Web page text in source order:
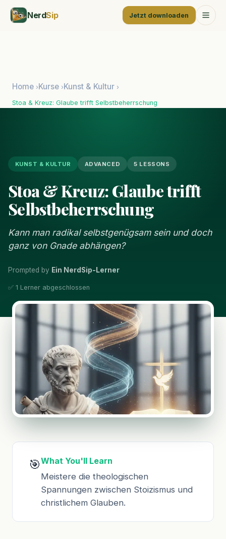
NerdSip Jetzt downloaden
Home ›Kurse ›Kunst & Kultur ›
Stoa & Kreuz: Glaube trifft Selbstbeherrschung
KUNST & KULTUR ADVANCED 5 LESSONS
Stoa & Kreuz: Glaube trifft
Selbstbeherrschung
Kann man radikal selbstgenügsam sein und doch
ganz von Gnade abhängen?
Prompted by Ein NerdSip-Lerner
✅ 1 Lerner abgeschlossen
🎯What You'll Learn
Meistere die theologischen
Spannungen zwischen Stoizismus und
christlichem Glauben.